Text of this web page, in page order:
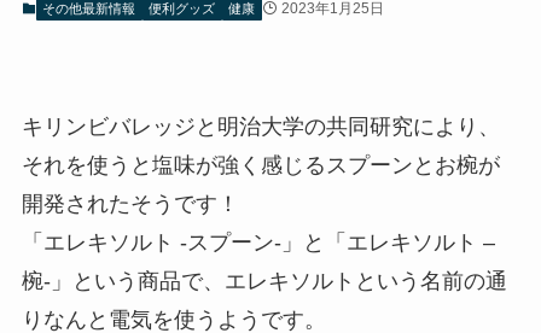
その他最新情報 便利グッズ 健康 2023年1月25日
キリンビバレッジと明治大学の共同研究により、
それを使うと塩味が強く感じるスプーンとお椀が
開発されたそうです！
「エレキソルト -スプーン-」と「エレキソルト –
椀-」という商品で、エレキソルトという名前の通
りなんと電気を使うようです。